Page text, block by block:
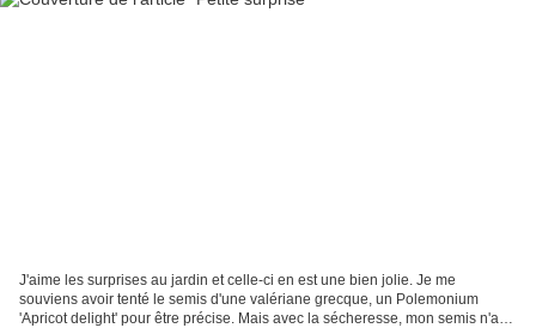
J'aime les surprises au jardin et celle-ci en est une bien jolie. Je me
souviens avoir tenté le semis d'une valériane grecque, un Polemonium
'Apricot delight' pour être précise. Mais avec la sécheresse, mon semis n'a